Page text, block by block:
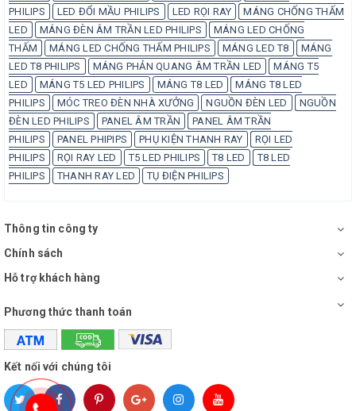
PHILIPS
LED ĐỔI MẦU PHILIPS LED RỌI RAY
MÁNG CHỐNG THẤM
LED
MÁNG ĐÈN ÂM TRẦN LED PHILIPS
MÁNG LED CHỐNG
THẤM
MÁNG LED CHỐNG THẤM PHILIPS MÁNG LED T8
MÁNG
LED T8 PHILIPS
MÁNG PHẢN QUANG ÂM TRẦN LED
MÁNG T5
LED
MÁNG T5 LED PHILIPS MÁNG T8 LED
MÁNG T8 LED
PHILIPS
MÓC TREO ĐÈN NHÀ XƯỞNG NGUỒN ĐÈN LED
NGUỒN
ĐÈN LED PHILIPS
PANEL ÂM TRẦN
PANEL ÂM TRẦN
PHILIPS
PANEL PHIPIPS PHỤ KIỆN THANH RAY
RỌI LED
PHILIPS
RỌI RAY LED T5 LED PHILIPS T8 LED
T8 LED
PHILIPS
THANH RAY LED TỤ ĐIỆN PHILIPS
Thông tin công ty
Chính sách
Hỗ trợ khách hàng
Phương thức thanh toán
Kết nối với chúng tôi